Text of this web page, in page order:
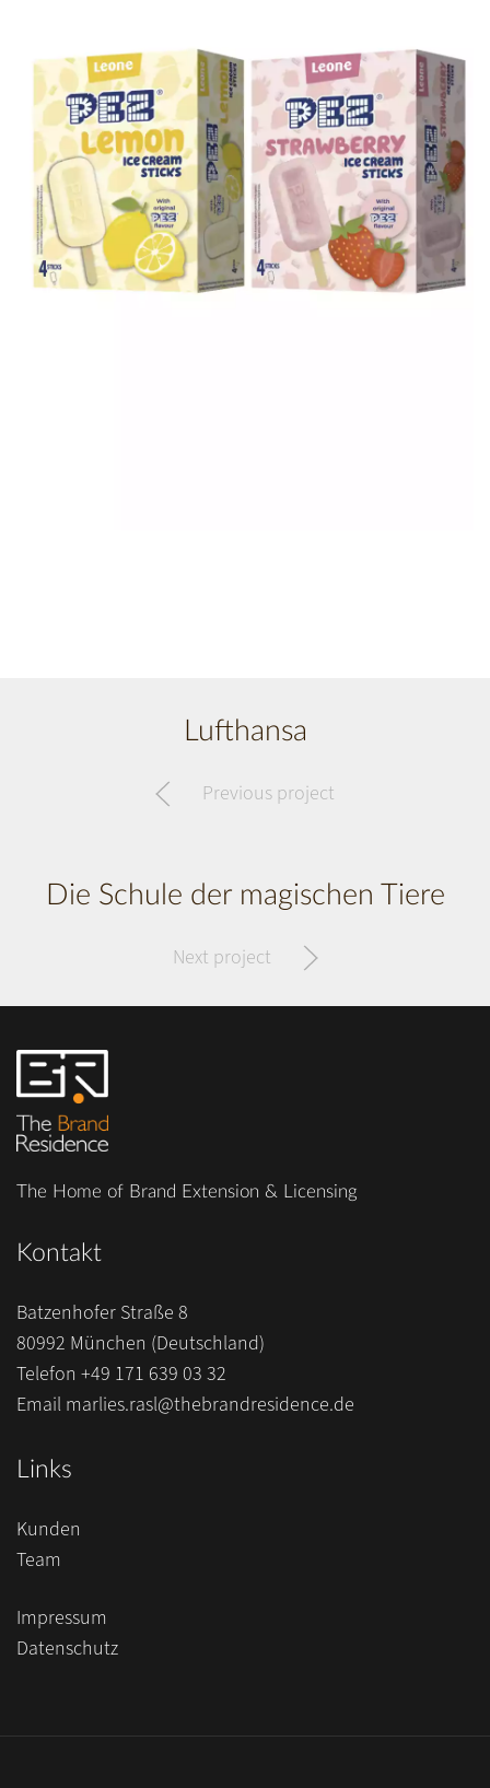
Lufthansa
Previous project
Die Schule der magischen Tiere
Next project
The Home of Brand Extension & Licensing
Kontakt
Batzenhofer Straße 8
80992 München (Deutschland)
Telefon +49 171 639 03 32
Email marlies.rasl@thebrandresidence.de
Links
Kunden
Team
Impressum
Datenschutz